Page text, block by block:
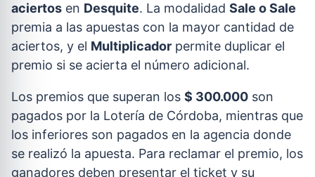
aciertos en Desquite. La modalidad Sale o Sale
premia a las apuestas con la mayor cantidad de
aciertos, y el Multiplicador permite duplicar el
premio si se acierta el número adicional.
Los premios que superan los $ 300.000 son
pagados por la Lotería de Córdoba, mientras que
los inferiores son pagados en la agencia donde
se realizó la apuesta. Para reclamar el premio, los
ganadores deben presentar el ticket y su